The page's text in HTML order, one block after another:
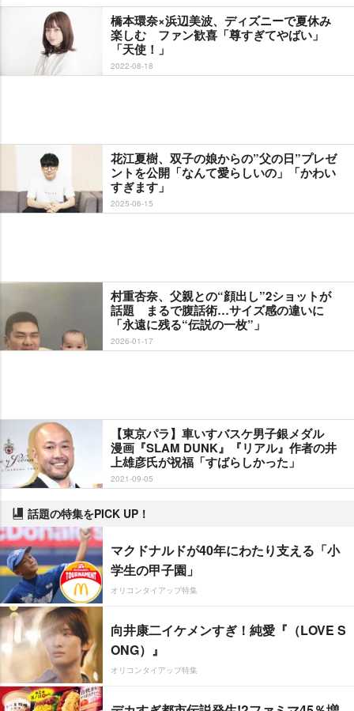
橋本環奈×浜辺美波、ディズニーで夏休み
楽しむ ファン歓喜「尊すぎてやばい」
「天使！」
2022-08-18
花江夏樹、双子の娘からの”父の日”プレゼ
ントを公開「なんて愛らしいの」「かわい
すぎます」
2025-06-15
村重杏奈、父親との“顔出し”2ショットが
話題 まるで腹話術…サイズ感の違いに
「永遠に残る“伝説の一枚”」
2026-01-17
【東京パラ】車いすバスケ男子銀メダル
漫画『SLAM DUNK』『リアル』作者の井
上雄彦氏が祝福「すばらしかった」
2021-09-05
話題の特集をPICK UP！
マクドナルドが40年にわたり支える「小
学生の甲子園」
オリコンタイアップ特集
向井康二イケメンすぎ！純愛『（LOVE S
ONG）』
オリコンタイアップ特集